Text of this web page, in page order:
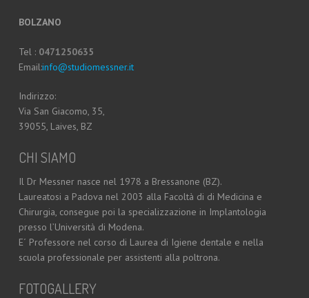
BOLZANO
Tel : 0471250635
Email:info@studiomessner.it
Indirizzo:
Via San Giacomo, 35,
39055, Laives, BZ
CHI SIAMO
Il Dr Messner nasce nel 1978 a Bressanone (BZ).
Laureatosi a Padova nel 2003 alla Facoltà di di Medicina e
Chirurgia, consegue poi la specializzazione in Implantologia
presso l’Università di Modena.
E´ Professore nel corso di Laurea di Igiene dentale e nella
scuola professionale per assistenti alla poltrona.
FOTOGALLERY